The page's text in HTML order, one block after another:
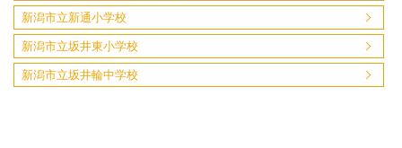
新潟市立新通小学校
新潟市立坂井東小学校
新潟市立坂井輪中学校